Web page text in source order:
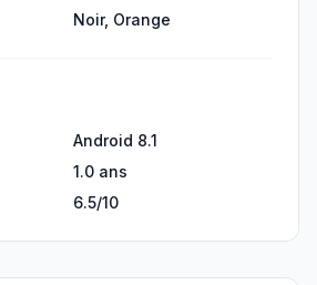
Noir, Orange
Android 8.1
1.0 ans
6.5/10